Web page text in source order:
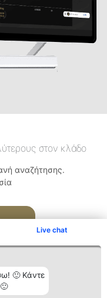
Live chat
🙂 Κάντε
στον κλάδο
αναζήτησης.